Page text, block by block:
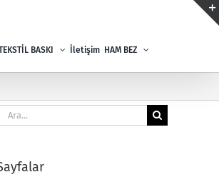
BASKI İletişim HAM BEZ
Ara: